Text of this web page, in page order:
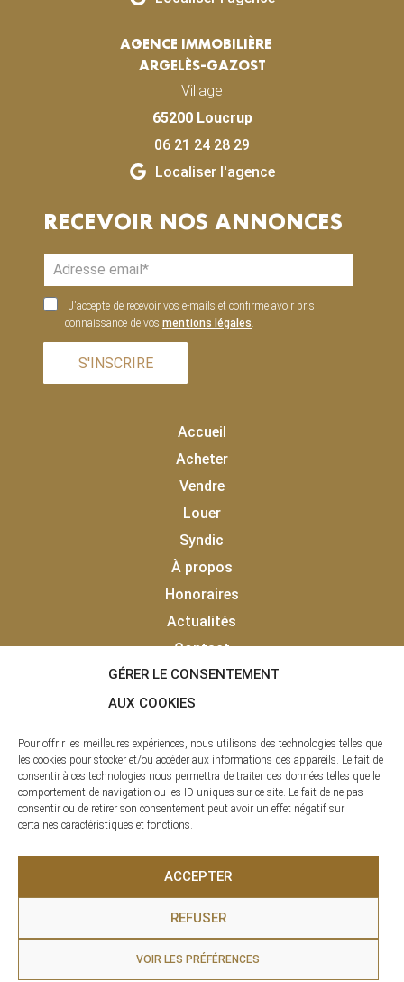
GÉRER LE CONSENTEMENT
AUX COOKIES
Pour offrir les meilleures expériences, nous utilisons des technologies telles que
les cookies pour stocker et/ou accéder aux informations des appareils. Le fait de
consentir à ces technologies nous permettra de traiter des données telles que le
comportement de navigation ou les ID uniques sur ce site. Le fait de ne pas
consentir ou de retirer son consentement peut avoir un effet négatif sur
certaines caractéristiques et fonctions.
ACCEPTER
REFUSER
VOIR LES PRÉFÉRENCES
AGENCE IMMOBILIÈRE
ARGELÈS-GAZOST
Village
65200 Loucrup
06 21 24 28 29
Localiser l'agence
RECEVOIR NOS ANNONCES
J'accepte de recevoir vos e-mails et confirme avoir pris
connaissance de vos mentions légales.
S'INSCRIRE
Accueil
Acheter
Vendre
Louer
Syndic
À propos
Honoraires
Actualités
Contact
Vendu
Laisser un avis client
La clé des Pyrénées © 2020 - 2026 | Tous droits réservés |
Agence Immobilière – SAS LCDP